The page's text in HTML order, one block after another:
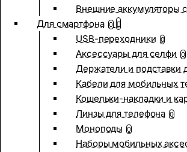
Внешние аккумуляторы
Для смартфона 0
USB-переходники 0
Аксессуары для селфи 0
Держатели и подставки
Кабели для мобильных
Кошельки-накладки и
Линзы для телефона 0
Моноподы 0
Наборы мобильных